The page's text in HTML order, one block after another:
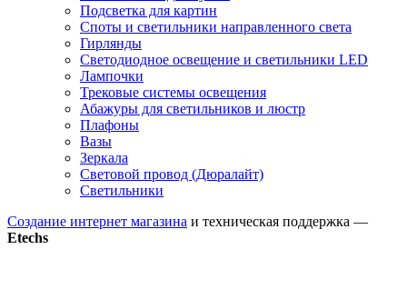
Подсветка для картин
Споты и светильники направленного света
Гирлянды
Светодиодное освещение и светильники LED
Лампочки
Трековые системы освещения
Абажуры для светильников и люстр
Плафоны
Вазы
Зеркала
Световой провод (Дюралайт)
Светильники
Создание интернет магазина и техническая поддержка —
Etechs